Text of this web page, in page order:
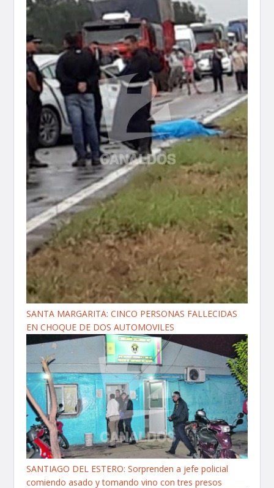
SANTA MARGARITA: CINCO PERSONAS FALLECIDAS
EN CHOQUE DE DOS AUTOMOVILES
SANTIAGO DEL ESTERO: Sorprenden a jefe policial
comiendo asado y tomando vino con tres presos